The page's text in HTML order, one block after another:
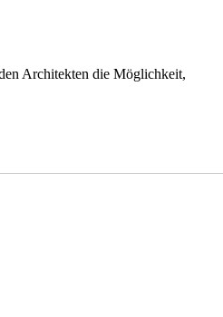
Architekten die Möglichkeit,